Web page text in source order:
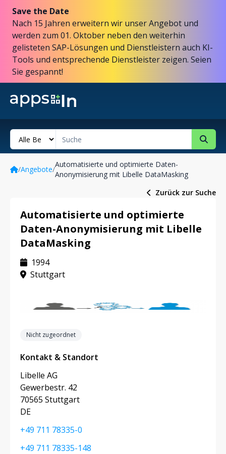
Save the Date
Nach 15 Jahren erweitern wir unser Angebot und
werden zum 01. Oktober neben den weiterhin
gelisteten SAP-Lösungen und Dienstleistern auch KI-
Tools und entsprechende Dienstleister zeigen. Seien
Sie gespannt!
/Angebote/
Automatisierte und optimierte Daten-
Anonymisierung mit Libelle DataMasking
Zurück zur Suche
Automatisierte und optimierte
Daten-Anonymisierung mit Libelle
DataMasking
1994
Stuttgart
Nicht zugeordnet
Kontakt & Standort
Libelle AG
Gewerbestr. 42
70565 Stuttgart
DE
+49 711 78335-0
+49 711 78335-148